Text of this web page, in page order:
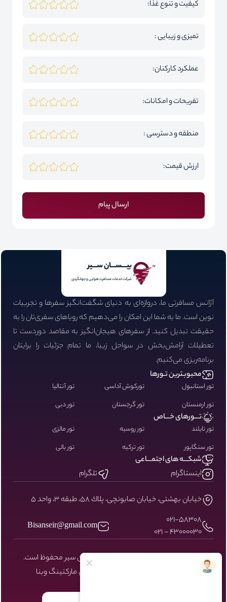
کیفیت و تنوع غذا:
تمیزی و زیبایی :
عملکرد کارکنان:
تفریحات و امکانات:
منطقه و دسترسی :
ارزش قیمت:
ارسال پیام
بیـــســـان ســـیر
شرکت خدمات مسافرت هوایی و جهانگردی
آژانس مسافرتی ما، دروازه‌ای به دنیای شگفت‌انگیز سفرها و تجربیات
نوین است. ما به شما این امکان را می‌دهیم که رویاهای سفری‌تان را به
حقیقت تبدیل کنید. از سفرهای هیجان‌انگیز به مقاصد دوردست تا
تعطیلات آرامش‌بخش در سواحل زیبا، ما تمام جزئیات را برایتان
برنامه‌ریزی می‌کنیم.
محبوبـترین تـورها
تور استانبول تورکوش آداسی
تور آنتالیا
تور ارمنستان
تور گرجستان تور دبی
تـــورهای خـــاص
تور تایلند تور روسیه
تور مالزی
تور سنگاپور
تور ترکیه تور بالی
شبکـــه های اجتمـــاعی
اینستاگرام
تلگرام
خيابان بهشتى، خيابان صابونچى، پلاك ٥٨، طبقه ٣، واحد ٥
۰۲۱-58308
43000030 - 021
Bisanseir@gmail.com
کلیه حقوق مادی و معنوی سایت نزد بیسان سیر محفوظ است.
طراحی و توسعه توسط شرکت دیجیتال مارکتینگوبنا